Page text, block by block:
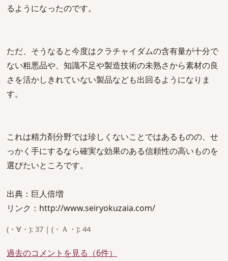
るようになったのです。
ただ、そうなると今度はクラチャイダムの含有量が十分で
ない粗悪品や、知識不足や製造技術の未熟さから素材の良
さを活かしきれていない製品なども出回るようになりま
す。
これは精力剤分野では珍しくないことではあるものの、せ
っかく手にするなら確実な効果のある信頼性の高いものを
選びたいところです。
出典：巨人倍増
リンク：http://www.seiryokuzaia.com/
(・∀・): 37 | (・Ａ・): 44
過去のコメントを見る（6件）